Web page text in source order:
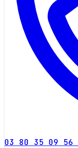
03 80 35 09 56